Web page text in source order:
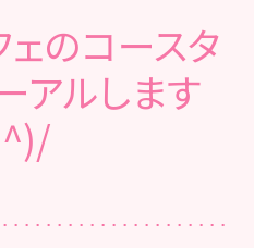
ェのコースタ
アルします